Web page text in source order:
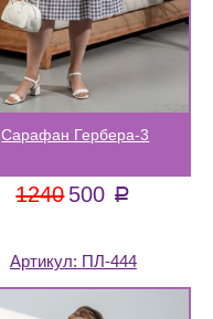
Сарафан Гербера-3
1240 500 a
Артикул: ПЛ-444